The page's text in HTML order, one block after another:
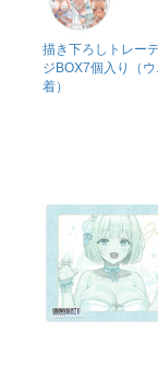
描き下ろしトレー
ジBOX7個入り（
着）